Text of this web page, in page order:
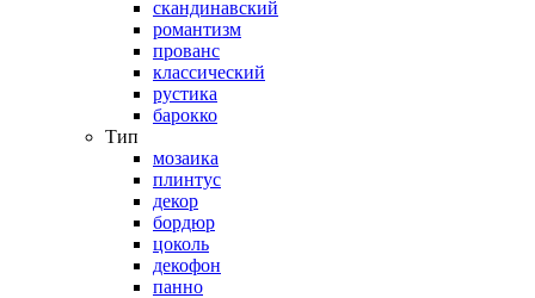
скандинавский
романтизм
прованс
классический
рустика
барокко
Тип
мозаика
плинтус
декор
бордюр
цоколь
декофон
панно